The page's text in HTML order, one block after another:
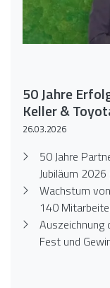
50 Jahre
Keller &
26.03.2026
50 Jahre
Jubiläum
Wachstum
140
Auszeichnung
Fest und